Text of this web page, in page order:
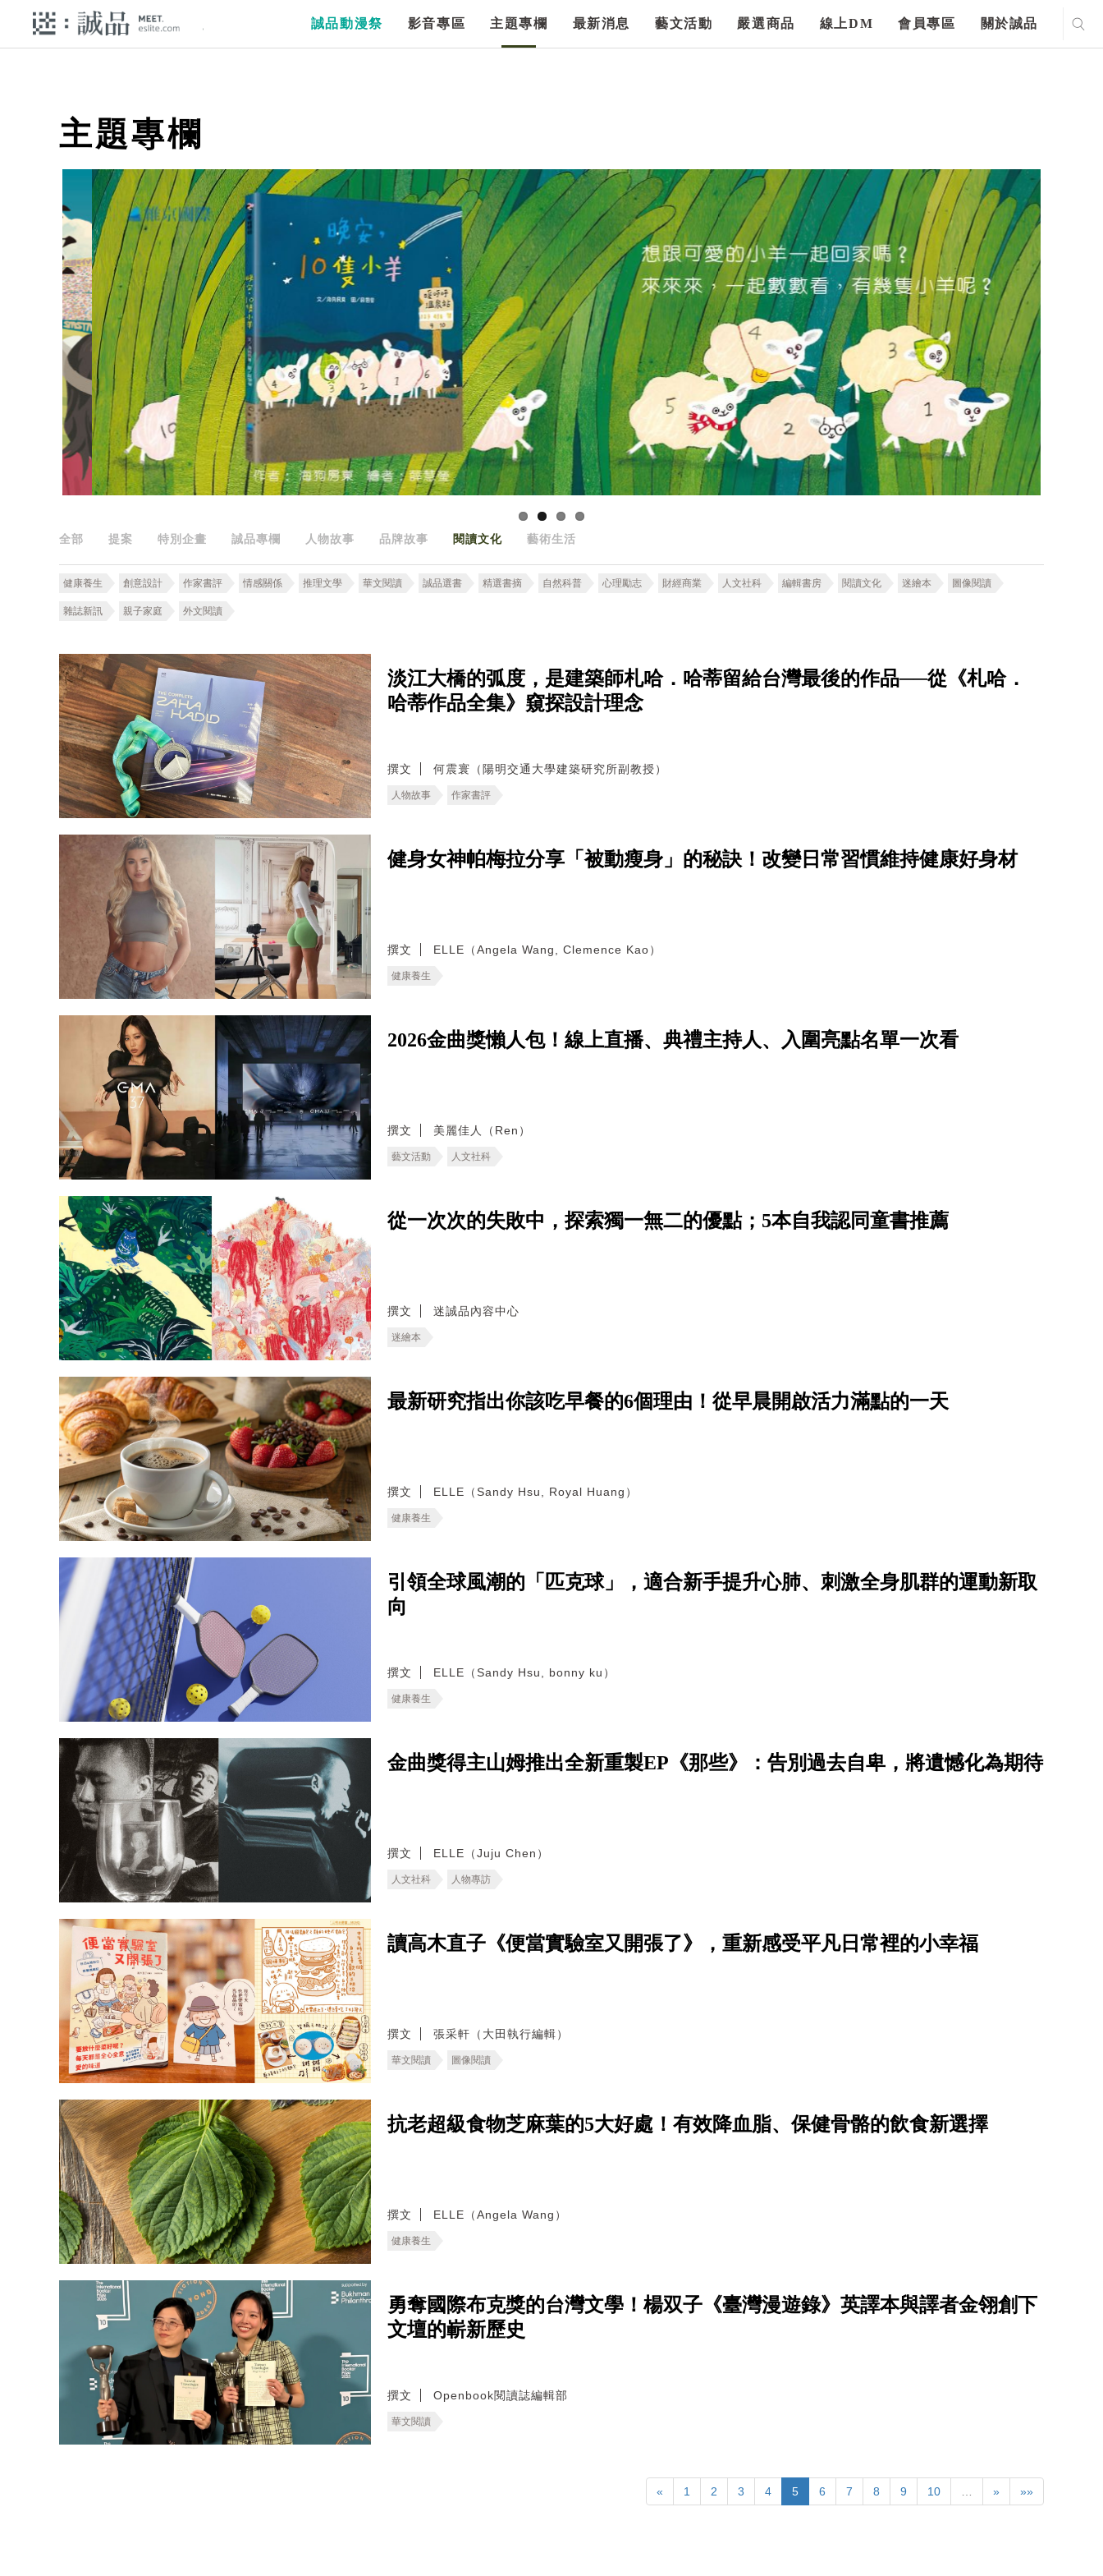
誠品動漫祭 影音專區 主題專欄 最新消息 藝文活動 嚴選商品 線上DM 會員專區 關於誠品
主題專欄
全部 提案 特別企畫 誠品專欄 人物故事 品牌故事 閱讀文化 藝術生活
健康養生 創意設計 作家書評 情感關係 推理文學 華文閱讀 誠品選書 精選書摘 自然科普 心理勵志 財經商業 人文社科 編輯書房 閱讀文化 迷繪本 圖像閱讀
雜誌新訊 親子家庭 外文閱讀
淡江大橋的弧度，是建築師札哈．哈蒂留給台灣最後的作品──從《札哈．
哈蒂作品全集》窺探設計理念
撰文 何震寰（陽明交通大學建築研究所副教授）
人物故事 作家書評
健身女神帕梅拉分享「被動瘦身」的秘訣！改變日常習慣維持健康好身材
撰文 ELLE（Angela Wang, Clemence Kao）
健康養生
2026金曲獎懶人包！線上直播、典禮主持人、入圍亮點名單一次看
撰文 美麗佳人（Ren）
藝文活動 人文社科
從一次次的失敗中，探索獨一無二的優點；5本自我認同童書推薦
撰文 迷誠品內容中心
迷繪本
最新研究指出你該吃早餐的6個理由！從早晨開啟活力滿點的一天
撰文 ELLE（Sandy Hsu, Royal Huang）
健康養生
引領全球風潮的「匹克球」，適合新手提升心肺、刺激全身肌群的運動新取
向
撰文 ELLE（Sandy Hsu, bonny ku）
健康養生
金曲獎得主山姆推出全新重製EP《那些》：告別過去自卑，將遺憾化為期待
撰文 ELLE（Juju Chen）
人文社科 人物專訪
讀高木直子《便當實驗室又開張了》，重新感受平凡日常裡的小幸福
撰文 張采軒（大田執行編輯）
華文閱讀 圖像閱讀
抗老超級食物芝麻葉的5大好處！有效降血脂、保健骨骼的飲食新選擇
撰文 ELLE（Angela Wang）
健康養生
勇奪國際布克獎的台灣文學！楊双子《臺灣漫遊錄》英譯本與譯者金翎創下
文壇的嶄新歷史
撰文 Openbook閱讀誌編輯部
華文閱讀
« 1 2 3 4 5 6 7 8 9 10 … » »»